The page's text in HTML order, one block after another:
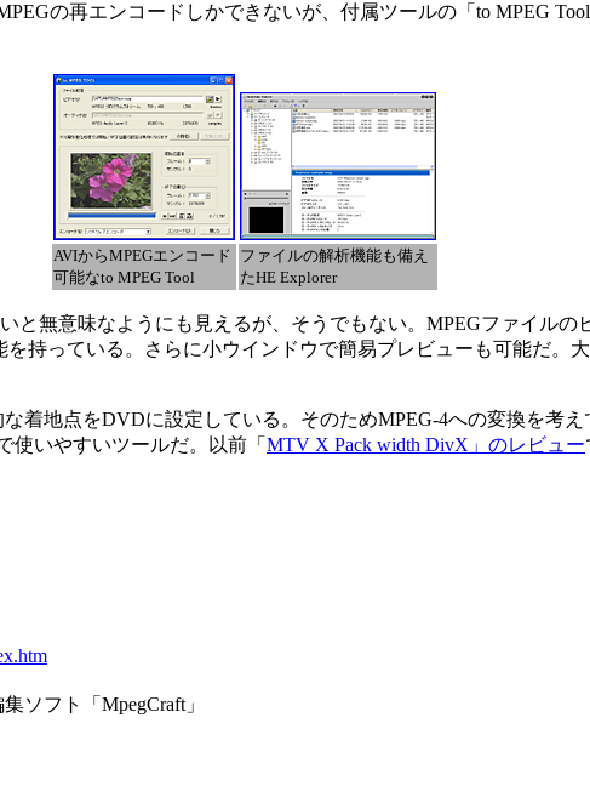
の再エンコードしかできないが、付属ツールの「to MPEG
AVIからMPEGエンコード
可能なto MPEG Tool
ファイルの解析機能も備え
たHE Explorer
と無意味なようにも見えるが、そうでもない。MPEGファイル
持っている。さらに小ウインドウで簡易プレビューも可能だ。
着地点をDVDに設定している。そのためMPEG-4への変換を考
使いやすいツールだ。以前「 MTV X Pack width DivX」のレビュー
ソフト「MpegCraft」